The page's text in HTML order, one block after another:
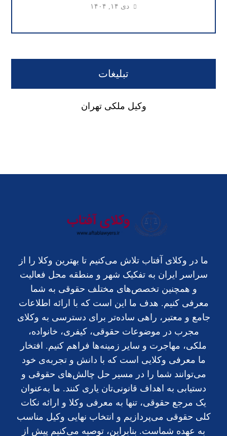
دی ۱۴, ۱۴۰۴
تبلیغات
وکیل ملکی تهران
ما در وکلای آفتاب تلاش می‌کنیم تا بهترین وکلا را از
سراسر ایران به تفکیک شهر و منطقه محل فعالیت
و همچنین تخصص‌های مختلف حقوقی به شما
معرفی کنیم. هدف ما این است که با ارائه اطلاعات
جامع و معتبر، راهی ساده‌تر برای دسترسی به وکلای
مجرب در موضوعات حقوقی، کیفری، خانواده،
ملکی، مهاجرت و سایر زمینه‌ها فراهم کنیم. افتخار
ما معرفی وکلایی است که با دانش و تجربه‌ی خود
می‌توانند شما را در مسیر حل چالش‌های حقوقی و
دستیابی به اهداف قانونی‌تان یاری کنند. ما به‌عنوان
یک مرجع حقوقی، تنها به معرفی وکلا و ارائه نکات
کلی حقوقی می‌پردازیم و انتخاب نهایی وکیل مناسب
به عهده شماست. بنابراین، توصیه می‌کنیم پیش از